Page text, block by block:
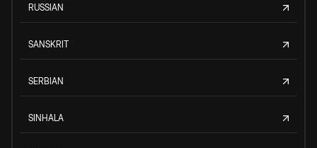
RUSSIAN
SANSKRIT
SERBIAN
SINHALA